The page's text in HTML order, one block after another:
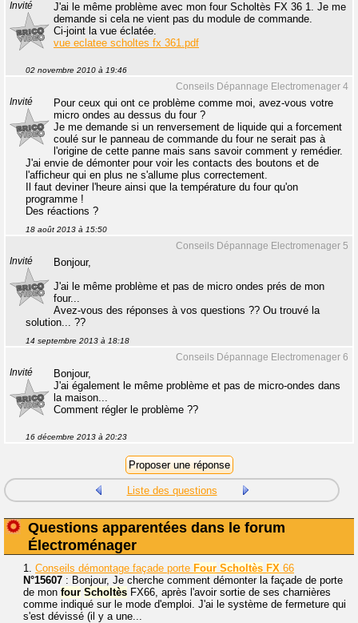
Invité
J'ai le même problème avec mon four Scholtès FX 36 1. Je me
demande si cela ne vient pas du module de commande.
Ci-joint la vue éclatée.
vue eclatee scholtes fx 361.pdf
02 novembre 2010 à 19:46
Conseils Dépannage Electromenager 4
Invité
Pour ceux qui ont ce problème comme moi, avez-vous votre
micro ondes au dessus du four ?
Je me demande si un renversement de liquide qui a forcement
coulé sur le panneau de commande du four ne serait pas à
l'origine de cette panne mais sans savoir comment y remédier.
J'ai envie de démonter pour voir les contacts des boutons et de
l'afficheur qui en plus ne s'allume plus correctement.
Il faut deviner l'heure ainsi que la température du four qu'on
programme !
Des réactions ?
18 août 2013 à 15:50
Conseils Dépannage Electromenager 5
Invité
Bonjour,
J'ai le même problème et pas de micro ondes prés de mon
four...
Avez-vous des réponses à vos questions ?? Ou trouvé la
solution... ??
14 septembre 2013 à 18:18
Conseils Dépannage Electromenager 6
Invité
Bonjour,
J'ai également le même problème et pas de micro-ondes dans
la maison...
Comment régler le problème ??
16 décembre 2013 à 20:23
Liste des questions
Questions apparentées dans le forum
Électroménager
1. Conseils démontage façade porte Four Scholtès FX 66
N°15607 : Bonjour, Je cherche comment démonter la façade de porte
de mon four Scholtès FX66, après l'avoir sortie de ses charnières
comme indiqué sur le mode d'emploi. J'ai le système de fermeture qui
s'est dévissé (il y a une...